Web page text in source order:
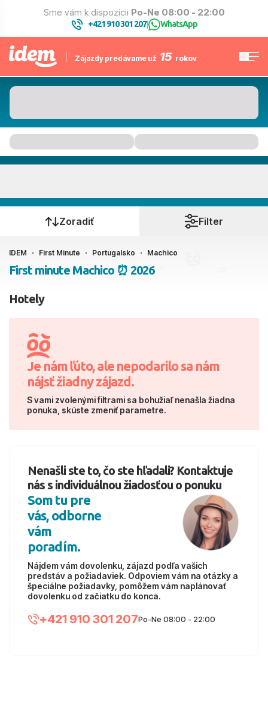
Sme vám k dispozícii Po-Ne 08:00 - 22:00
+421 910 301 207| WhatsApp
Zájazdy predávame už 15 rokov
Kedy cestujete?
Ako cestujete?
2 dospelí, 0 deti
Zoradiť Filter
IDEM First Minute Portugalsko Machico
First minute Machico ⏰ 2026
Hotely
Je nám ľúto, ale nepodarilo sa nám
nájsť žiadny zájazd.
S vami zvolenými filtrami sa bohužiaľ nenašla žiadna
ponuka, skúste zmeniť parametre.
Nenašli ste to, čo ste hľadali? Kontaktuje
nás s individuálnou žiadosťou o ponuku
Som tu pre
vás, odborne
vám
poradím.
Nájdem vám dovolenku, zájazd podľa vašich
predstáv a požiadaviek. Odpoviem vám na otázky a
špeciálne požiadavky, pomôžem vám naplánovať
dovolenku od začiatku do konca.
+421 910 301 207Po-Ne 08:00 - 22:00